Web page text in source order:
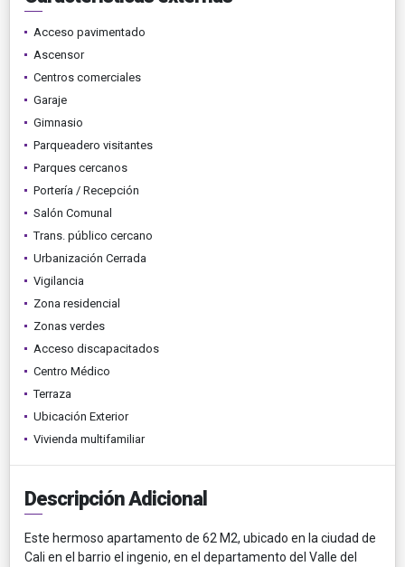
Acceso pavimentado
Ascensor
Centros comerciales
Garaje
Gimnasio
Parqueadero visitantes
Parques cercanos
Portería / Recepción
Salón Comunal
Trans. público cercano
Urbanización Cerrada
Vigilancia
Zona residencial
Zonas verdes
Acceso discapacitados
Centro Médico
Terraza
Ubicación Exterior
Vivienda multifamiliar
Descripción Adicional
Este hermoso apartamento de 62 M2, ubicado en la ciudad de
Cali en el barrio el ingenio, en el departamento del Valle del